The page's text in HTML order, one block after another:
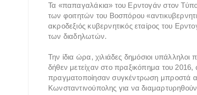
Τα «παπαγαλάκια» του Ερντογάν στον
των φοιτητών του Βοσπόρου
ακροδεξιός κυβερνητικός εταίρος του
των διαδηλωτών.
Την ίδια ώρα, χιλιάδες δημόσιοι υπάλληλοι
δήθεν μετείχαν στο πραξικόπημα του
πραγματοποίησαν συγκέντρωση μπροστά
Κωνσταντινούπολης για να